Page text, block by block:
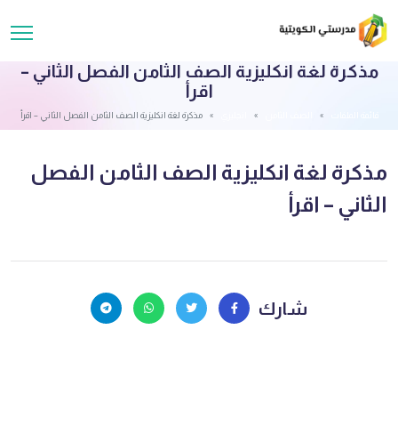
مذكرة لغة انكليزية الصف الثامن الفصل الثاني –
اقرأ
مذكرة لغة انكليزية الصف الثامن الفصل الثاني – اقرأ
مذكرة لغة انكليزية الصف الثامن الفصل
الثاني – اقرأ
شارك